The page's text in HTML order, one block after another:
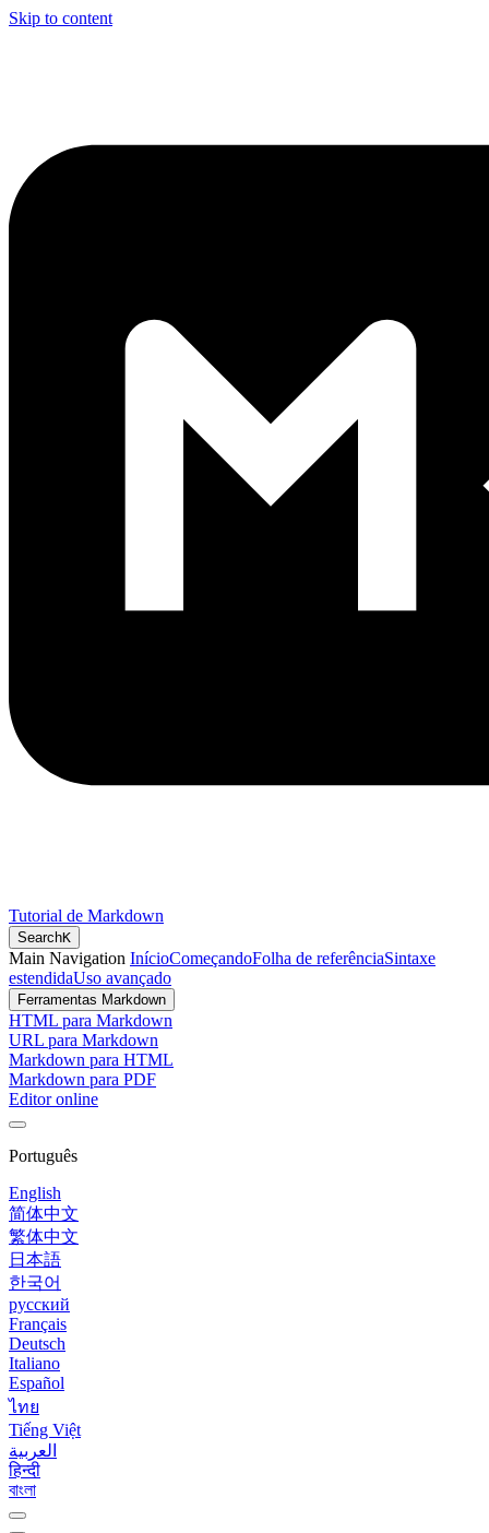
Skip to content
Tutorial de Markdown
SearchK
Main Navigation InícioComeçandoFolha de referênciaSintaxe
estendidaUso avançado
Ferramentas Markdown
HTML para Markdown
URL para Markdown
Markdown para HTML
Markdown para PDF
Editor online
Português
English
简体中文
繁体中文
日本語
한국어
русский
Français
Deutsch
Italiano
Español
ไทย
Tiếng Việt
العربية
हिन्दी
বাংলা